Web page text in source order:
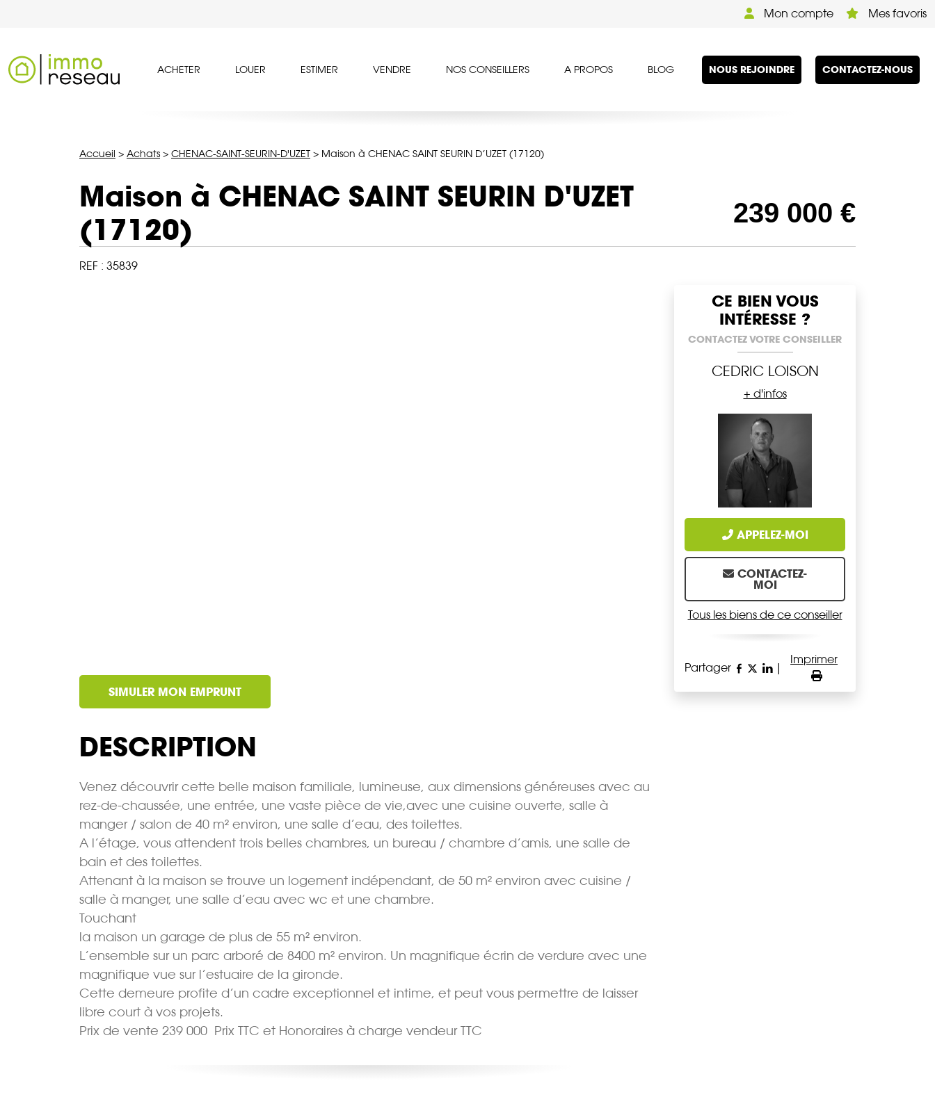
Mon compte Mes favoris
ACHETER LOUER ESTIMER VENDRE NOS CONSEILLERS A PROPOS BLOG NOUS REJOINDRE CONTACTEZ-NOUS
Accueil > Achats > CHENAC-SAINT-SEURIN-D'UZET > Maison à CHENAC SAINT SEURIN D’UZET (17120)
Maison à CHENAC SAINT SEURIN D'UZET
(17120)
239 000 €
REF : 35839
CE BIEN VOUS
INTÉRESSE ?
CONTACTEZ VOTRE CONSEILLER
CEDRIC LOISON
+ d'infos
APPELEZ-MOI
CONTACTEZ-
MOI
Tous les biens de ce conseiller
Partager
Imprimer
SIMULER MON EMPRUNT
DESCRIPTION
Venez découvrir cette belle maison familiale, lumineuse, aux dimensions généreuses avec au
rez-de-chaussée, une entrée, une vaste pièce de vie,avec une cuisine ouverte, salle à
manger / salon de 40 m² environ, une salle d’eau, des toilettes.
A l’étage, vous attendent trois belles chambres, un bureau / chambre d’amis, une salle de
bain et des toilettes.
Attenant à la maison se trouve un logement indépendant, de 50 m² environ avec cuisine /
salle à manger, une salle d’eau avec wc et une chambre.
Touchant
la maison un garage de plus de 55 m² environ.
L’ensemble sur un parc arboré de 8400 m² environ. Un magnifique écrin de verdure avec une
magnifique vue sur l’estuaire de la gironde.
Cette demeure profite d’un cadre exceptionnel et intime, et peut vous permettre de laisser
libre court à vos projets.
Prix de vente 239 000  Prix TTC et Honoraires à charge vendeur TTC